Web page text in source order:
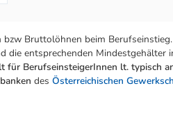
Bruttolöhnen beim
die entsprechenden
für BerufseinsteigerInnen lt. typisch
des Österreichischen